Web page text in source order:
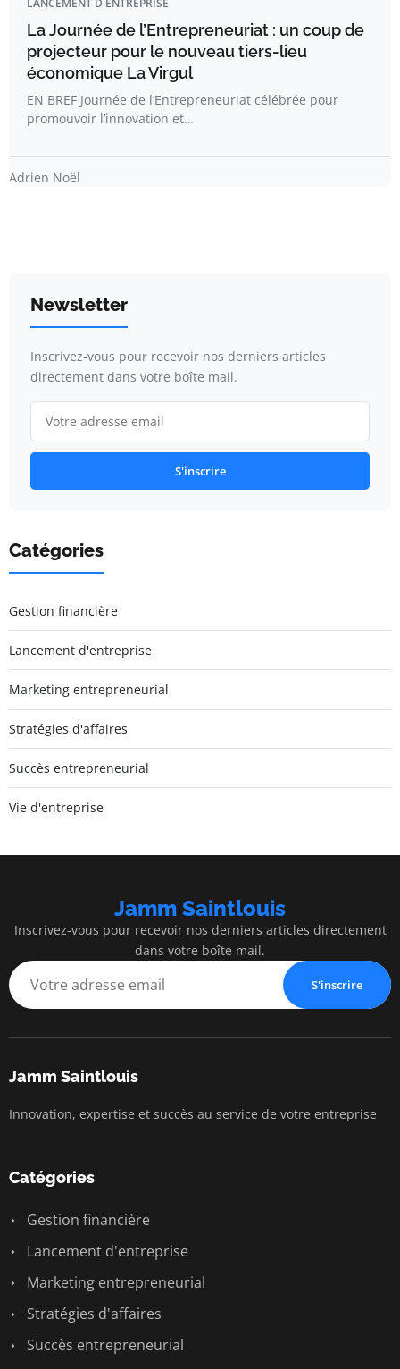
LANCEMENT D'ENTREPRISE
La Journée de l’Entrepreneuriat : un coup de
projecteur pour le nouveau tiers-lieu
économique La Virgul
EN BREF Journée de l’Entrepreneuriat célébrée pour
promouvoir l’innovation et…
Adrien Noël
Newsletter
Inscrivez-vous pour recevoir nos derniers articles
directement dans votre boîte mail.
S'inscrire
Catégories
Gestion financière
Lancement d'entreprise
Marketing entrepreneurial
Stratégies d'affaires
Succès entrepreneurial
Vie d'entreprise
Jamm Saintlouis
Inscrivez-vous pour recevoir nos derniers articles directement
dans votre boîte mail.
S'inscrire
Jamm Saintlouis
Innovation, expertise et succès au service de votre entreprise
Catégories
Gestion financière
Lancement d'entreprise
Marketing entrepreneurial
Stratégies d'affaires
Succès entrepreneurial